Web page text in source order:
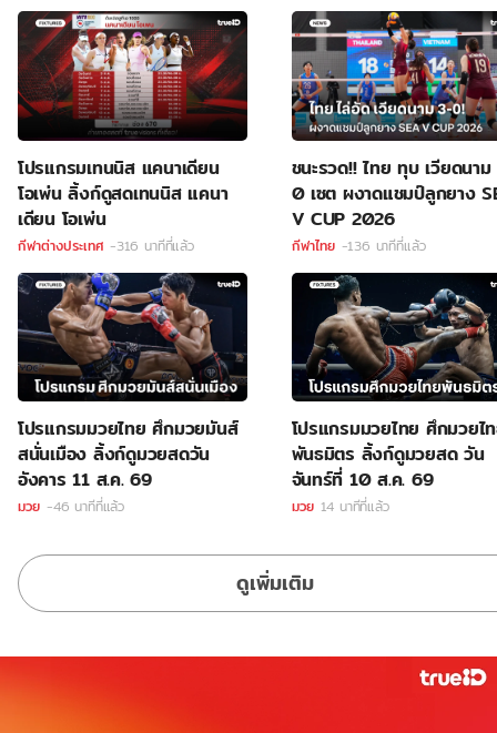
โปรแกรมเทนนิส แคนาเดียน
โอเพ่น ลิ้งก์ดูสดเทนนิส แคนา
เดียน โอเพ่น
กีฬาต่างประเทศ -316 นาทีที่แล้ว
ชนะรวด!! ไทย ทุบ เวียดนา
0 เซต ผงาดแชมป์ลูกยาง
V CUP 2026
กีฬาไทย -136 นาทีที่แล้ว
โปรแกรมมวยไทย ศึกมวยมันส์
สนั่นเมือง ลิ้งก์ดูมวยสดวัน
อังคาร 11 ส.ค. 69
มวย -46 นาทีที่แล้ว
โปรแกรมมวยไทย ศึกมวยไ
พันธมิตร ลิ้งก์ดูมวยสด วัน
จันทร์ที่ 10 ส.ค. 69
มวย 14 นาทีที่แล้ว
ดูเพิ่มเติม